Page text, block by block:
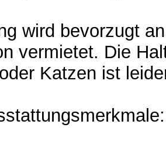
wird bevorzugt
vermietet. Die
Katzen ist